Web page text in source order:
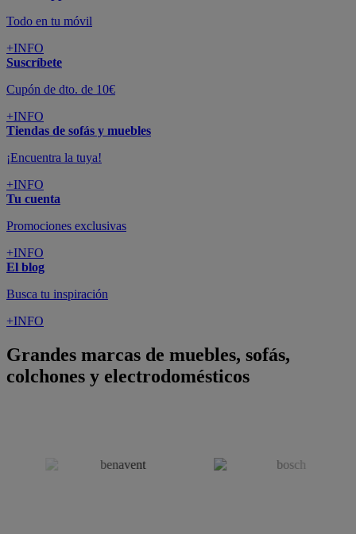
Todo en tu móvil
+INFO
Suscríbete
Cupón de dto. de 10€
+INFO
Tiendas de sofás y muebles
¡Encuentra la tuya!
+INFO
Tu cuenta
Promociones exclusivas
+INFO
El blog
Busca tu inspiración
+INFO
Grandes marcas de muebles, sofás,
colchones y electrodomésticos